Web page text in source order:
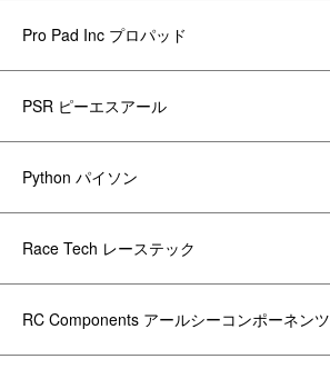
Pro Pad Inc プロパッド
PSR ピーエスアール
Python パイソン
Race Tech レーステック
RC Components アールシーコンポーネンツ